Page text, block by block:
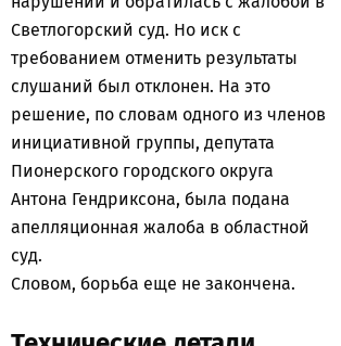
Светлогорский суд. Но иск с
требованием отменить результаты
слушаний был отклонен. На это
решение, по словам одного из членов
инициативной группы, депутата
Пионерского городского округа
Антона Гендриксона, была подана
апелляционная жалоба в областной
суд.
Словом, борьба еще не закончена.